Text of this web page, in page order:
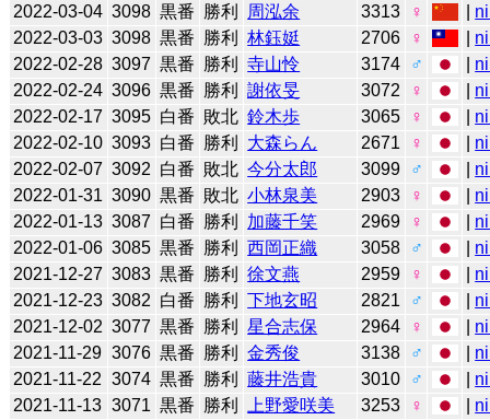
2022-03-04 3098 黒番 勝利 周泓余 3313 ♀
2022-03-03 3098 黒番 勝利 林鈺娗 2706 ♀
2022-02-28 3097 黒番 勝利 寺山怜 3174 ♂
2022-02-24 3096 黒番 勝利 謝依旻 3072 ♀
2022-02-17 3095 白番 敗北 鈴木歩 3065 ♀
2022-02-10 3093 白番 勝利 大森らん 2671 ♀
2022-02-07 3092 白番 敗北 今分太郎 3099 ♂
2022-01-31 3090 黒番 敗北 小林泉美 2903 ♀
2022-01-13 3087 白番 勝利 加藤千笑 2969 ♀
2022-01-06 3085 黒番 勝利 西岡正織 3058 ♂
2021-12-27 3083 黒番 勝利 徐文燕 2959 ♀
2021-12-23 3082 白番 勝利 下地玄昭 2821 ♂
2021-12-02 3077 黒番 勝利 星合志保 2964 ♀
2021-11-29 3076 黒番 勝利 金秀俊 3138 ♂
2021-11-22 3074 黒番 勝利 藤井浩貴 3010 ♂
2021-11-13 3071 黒番 勝利 上野愛咲美 3253 ♀